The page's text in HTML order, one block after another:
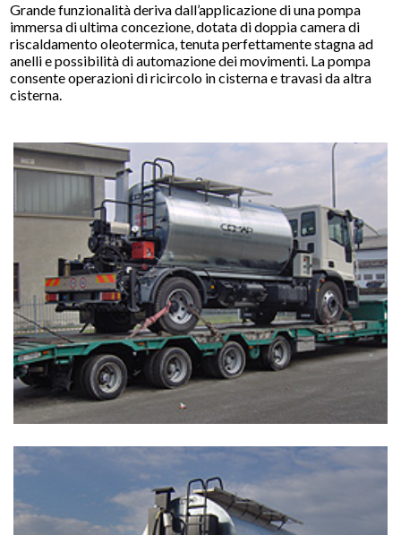
Grande funzionalità deriva dall’applicazione di una pompa
immersa di ultima concezione, dotata di doppia camera di
riscaldamento oleotermica, tenuta perfettamente stagna ad
anelli e possibilità di automazione dei movimenti. La pompa
consente operazioni di ricircolo in cisterna e travasi da altra
cisterna.